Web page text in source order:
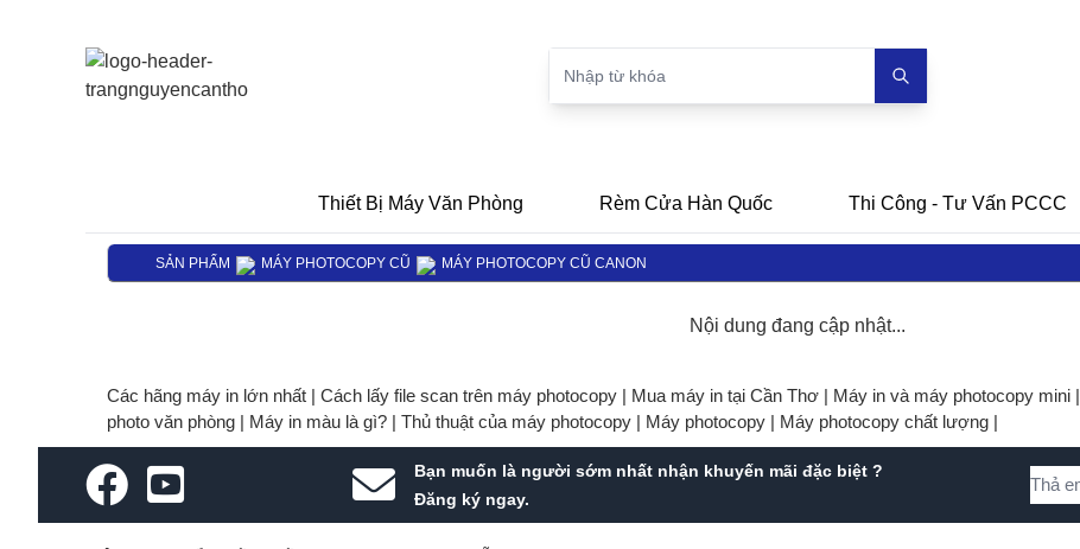
Thiết Bị Máy Văn Phòng Rèm Cửa Hàn Quốc Thi Công - Tư Vấn PCCC
SẢN PHẨM MÁY PHOTOCOPY CŨ MÁY PHOTOCOPY CŨ CANON
Nội dung đang cập nhật...
Các hãng máy in lớn nhất | Cách lấy file scan trên máy photocopy | Mua máy in tại Cần Thơ | Máy in và máy photocopy mini |
photo văn phòng | Máy in màu là gì? | Thủ thuật của máy photocopy | Máy photocopy | Máy photocopy chất lượng |
Bạn muốn là người sớm nhất nhận khuyến mãi đặc biệt ?
Đăng ký ngay.